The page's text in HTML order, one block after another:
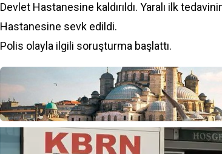
Devlet Hastanesine kaldırıldı. Yaralı ilk
Hastanesine sevk edildi.
Polis olayla ilgili soruşturma başlattı.